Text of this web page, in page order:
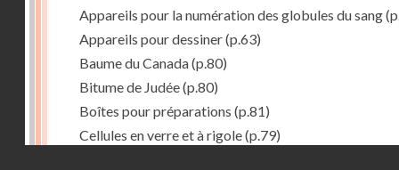
Appareils pour la numération des globules du sang
Appareils pour dessiner(p.63)
Baume du Canada(p.80)
Bitume de Judée(p.80)
Boîtes pour préparations (p.81)
Cellules en verre et à rigole(p.79)